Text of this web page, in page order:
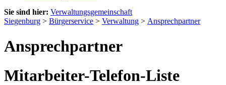
Sie sind hier: Verwaltungsgemeinschaft
Siegenburg > Bürgerservice > Verwaltung > Ansprechpartner
Ansprechpartner
Mitarbeiter-Telefon-Liste